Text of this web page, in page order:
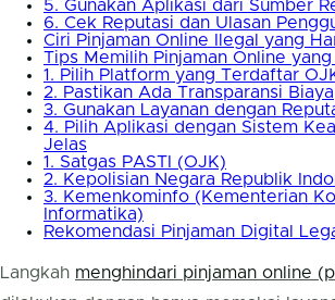
5. Gunakan Aplikasi dari Sumber
6. Cek Reputasi dan Ulasan
Ciri Pinjaman Online Ilegal yang
Tips Memilih Pinjaman Online yang
1. Pilih Platform yang Terdaftar
2. Pastikan Ada Transparansi Biaya
3. Gunakan Layanan dengan
4. Pilih Aplikasi dengan Sistem
Jelas
1. Satgas PASTI (OJK)
2. Kepolisian Negara Republik
3. Kemenkominfo (Kementerian
Informatika)
Rekomendasi Pinjaman Digital
Langkah menghindari pinjaman online